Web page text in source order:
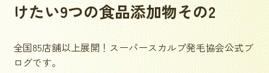
けたい9つの食品添加物その2
全国85店舗以上展開！スーパースカルプ発毛協会公式ブ
ログです。